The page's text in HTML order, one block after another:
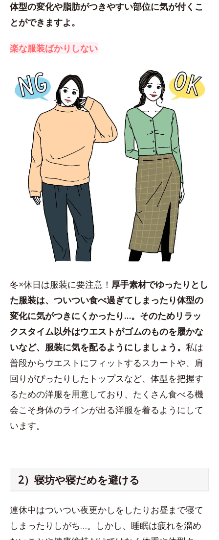
体型の変化や脂肪がつきやすい部位に気が付くこ
とができますよ。
楽な服装ばかりしない
冬×休日は服装に要注意！ 厚手素材でゆったりとし
た服装は、ついつい食べ過ぎてしまったり体型の
変化に気がつきにくかったり…。そのためリラッ
クスタイム以外はウエストがゴムのものを履かな
いなど、服装に気を配るようにしましょう。 私は
普段からウエストにフィットするスカートや、肩
回りがぴったりしたトップスなど、体型を把握す
るための洋服を用意しており、たくさん食べる機
会こそ身体のラインが出る洋服を着るようにして
います。
2）寝坊や寝だめを避ける
連休中はついつい夜更かしをしたりお昼まで寝て
しまったりしがち…。しかし、睡眠は疲れを溜め